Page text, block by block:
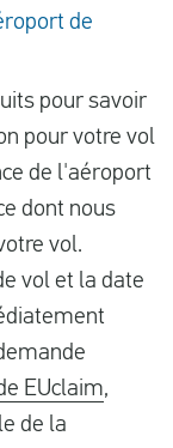
de
pour savoir
pour votre vol
de l'aéroport
dont nous
vol.
vol et la date
EUclaim,
de la